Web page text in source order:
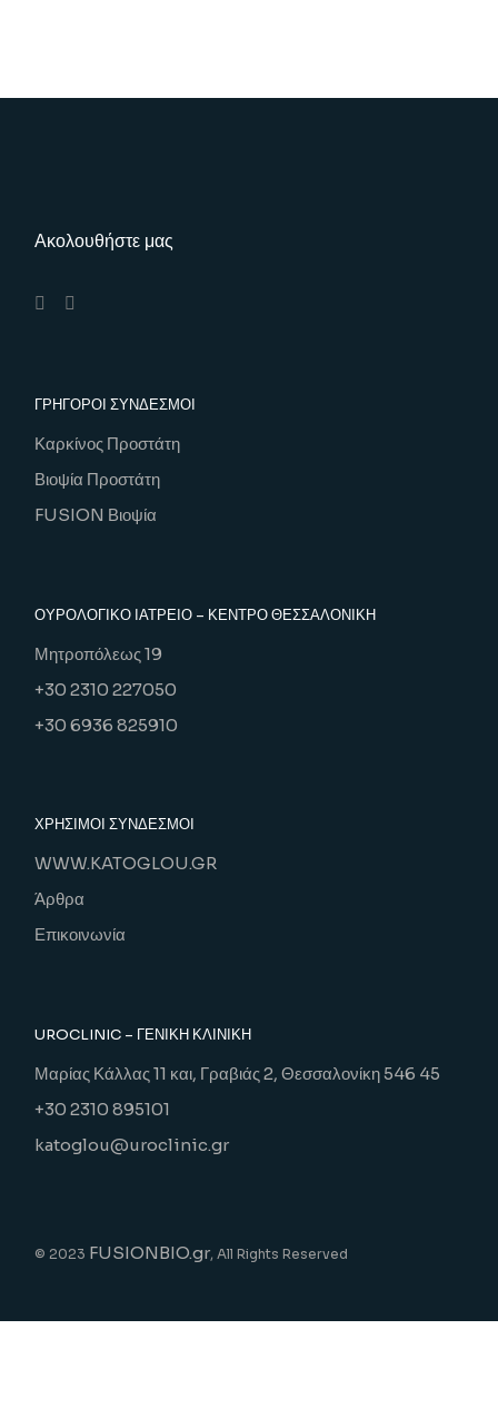
Ακολουθήστε μας
ΓΡΗΓΟΡΟΙ ΣΥΝΔΕΣΜΟΙ
Καρκίνος Προστάτη
Βιοψία Προστάτη
FUSION Βιοψία
ΟΥΡΟΛΟΓΙΚΌ ΙΑΤΡΕΊΟ – ΚΕΝΤΡΟ ΘΕΣΣΑΛΟΝΙΚΗ
Μητροπόλεως 19
+30 2310 227050
+30 6936 825910
ΧΡΗΣΙΜΟΙ ΣΥΝΔΕΣΜΟΙ
WWW.KATOGLOU.GR
Άρθρα
Επικοινωνία
UROCLINIC – ΓΕΝΙΚΉ ΚΛΙΝΙΚΉ
Μαρίας Κάλλας 11 και, Γραβιάς 2, Θεσσαλονίκη 546 45
+30 2310 895101
katoglou@uroclinic.gr
© 2023 FUSIONBIO.gr, All Rights Reserved